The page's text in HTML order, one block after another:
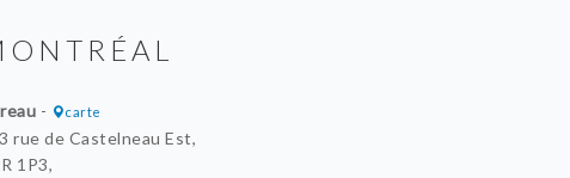
- carte
rue de Castelneau Est,
1P3,